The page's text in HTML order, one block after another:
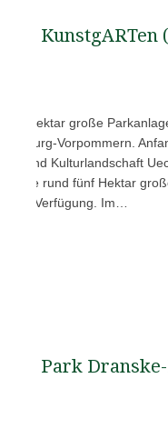
KunstgARTen
Hektar große
Vorpommern.
und Kulturlandschaft
eine rund fünf Hektar
zur Verfügung. Im…
Park